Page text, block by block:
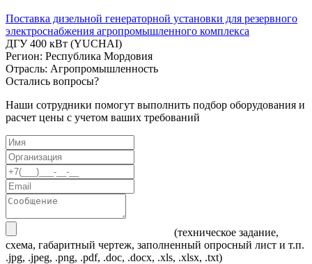
Поставка дизельной генераторной установки для резервного
электроснабжения агропромышленного комплекса
ДГУ 400 кВт (YUCHAI)
Регион: Республика Мордовия
Отрасль: Агропромышленность
Остались вопросы?
Наши сотрудники помогут выполнить подбор оборудования и
расчет цены с учетом ваших требований
(техническое задание,
схема, габаритный чертеж, заполненный опросный лист и т.п.
.jpg, .jpeg, .png, .pdf, .doc, .docx, .xls, .xlsx, .txt)